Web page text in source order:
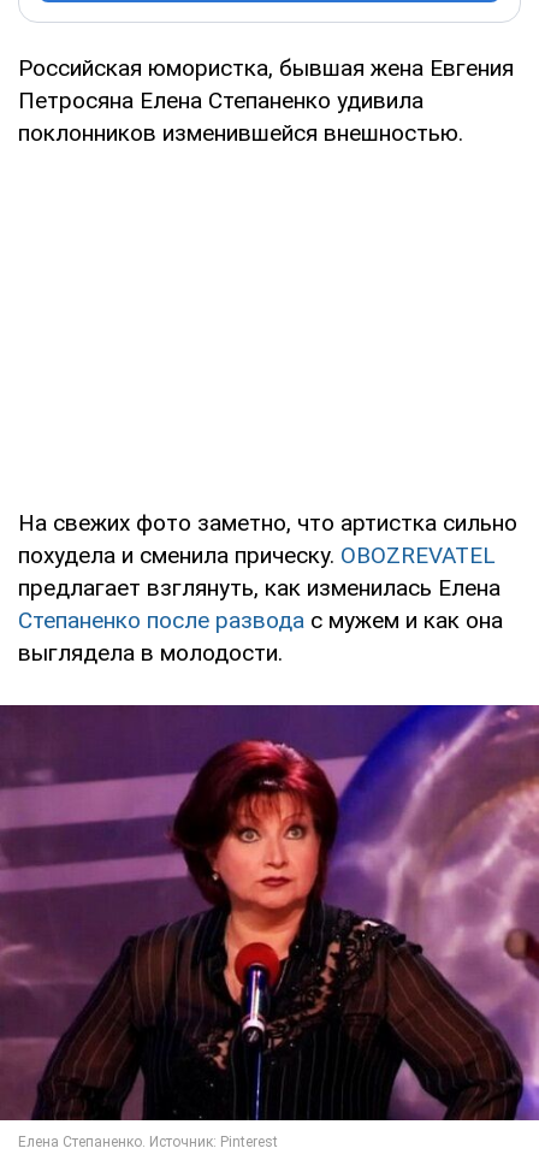
Российская юмористка, бывшая жена Евгения
Петросяна Елена Степаненко удивила
поклонников изменившейся внешностью.
На свежих фото заметно, что артистка сильно
похудела и сменила прическу. OBOZREVATEL
предлагает взглянуть, как изменилась Елена
Степаненко после развода с мужем и как она
выглядела в молодости.